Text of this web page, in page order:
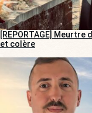
[REPORTAGE]
et colère